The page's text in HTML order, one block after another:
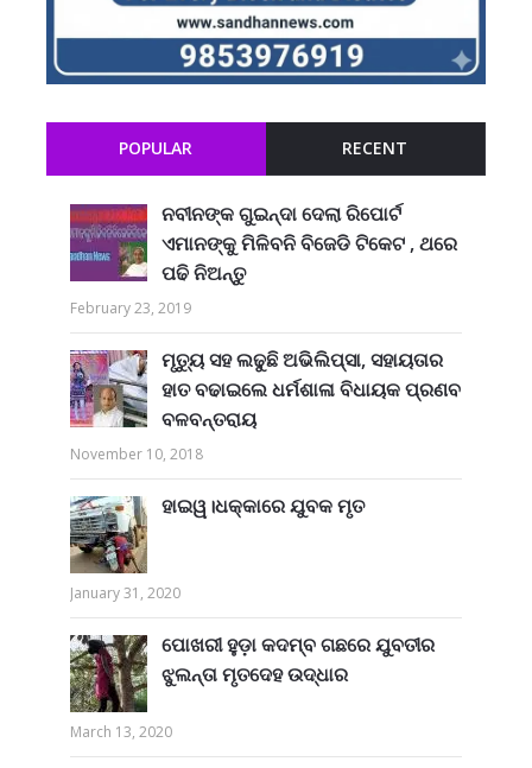
POPULAR RECENT
ନବୀନଙ୍କ ଗୁଇନ୍ଦା ଦେଲା ରିପୋର୍ଟ
ଏମାନଙ୍କୁ ମିଳିବନି ବିଜେଡି ଟିକେଟ , ଥରେ
ପଢି ନିଅନ୍ତୁ
February 23, 2019
ମୃତ୍ୟୁ ସହ ଲଢୁଛି ଅଭିଲିପ୍ସା, ସହାୟତାର
ହାତ ବଢାଇଲେ ଧର୍ମଶାଳା ବିଧାୟକ ପ୍ରଣବ
ବଳବନ୍ତରାୟ
November 10, 2018
ହାଇୱ।ଧକ୍କାରେ ଯୁବକ ମୃତ
January 31, 2020
ପୋଖରୀ ହୁଡ଼ା କଦମ୍ବ ଗଛରେ ଯୁବତୀର
ଝୁଲନ୍ତା ମୃତଦେହ ଉଦ୍ଧାର
March 13, 2020